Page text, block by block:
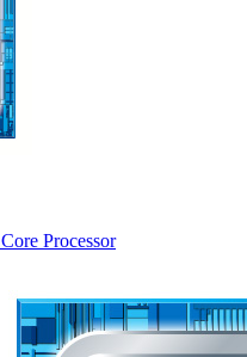
Processor